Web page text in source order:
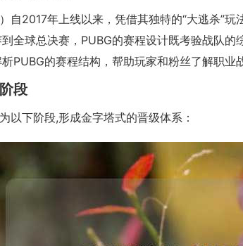
自2017年上线以来，凭借其独特的“大逃杀”
全球总决赛，PUBG的赛程设计既考验战队
PUBG的赛程结构，帮助玩家和粉丝了解职业
段
以下阶段,形成金字塔式的晋级体系：